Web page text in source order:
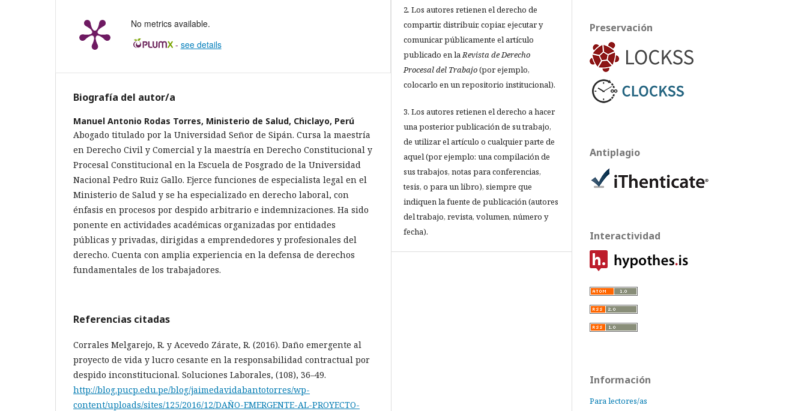
No metrics available.
- see details
Biografía del autor/a
Manuel Antonio Rodas Torres, Ministerio de Salud, Chiclayo, Perú
Abogado titulado por la Universidad Señor de Sipán. Cursa la maestría
en Derecho Civil y Comercial y la maestría en Derecho Constitucional y
Procesal Constitucional en la Escuela de Posgrado de la Universidad
Nacional Pedro Ruiz Gallo. Ejerce funciones de especialista legal en el
Ministerio de Salud y se ha especializado en derecho laboral, con
énfasis en procesos por despido arbitrario e indemnizaciones. Ha sido
ponente en actividades académicas organizadas por entidades
públicas y privadas, dirigidas a emprendedores y profesionales del
derecho. Cuenta con amplia experiencia en la defensa de derechos
fundamentales de los trabajadores.
Referencias citadas
Corrales Melgarejo, R. y Acevedo Zárate, R. (2016). Daño emergente al
proyecto de vida y lucro cesante en la responsabilidad contractual por
despido inconstitucional. Soluciones Laborales, (108), 36–49.
http://blog.pucp.edu.pe/blog/jaimedavidabantotorres/wp-
content/uploads/sites/125/2016/12/DAÑO-EMERGENTE-AL-PROYECTO-
2. Los autores retienen el derecho de
compartir, distribuir, copiar, ejecutar y
comunicar públicamente el artículo
publicado en laRevista de Derecho
Procesal del Trabajo(por ejemplo,
colocarlo en un repositorio institucional).
3. Los autores retienen el derecho a hacer
una posterior publicación de su trabajo,
de utilizar el artículo o cualquier parte de
aquel (por ejemplo: una compilación de
sus trabajos, notas para conferencias,
tesis, o para un libro), siempre que
indiquen la fuente de publicación (autores
del trabajo, revista, volumen, número y
fecha).
Preservación
Antiplagio
Interactividad
Información
Para lectores/as